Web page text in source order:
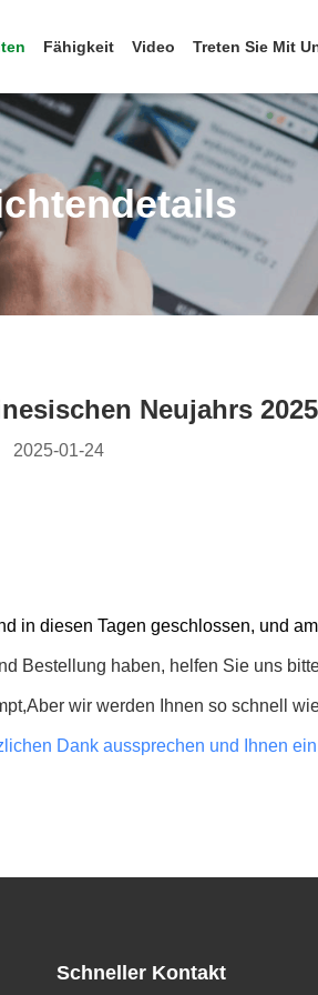
Fähigkeit Video Treten Sie Mit
Neujahrs 2025
2025-01-24
in diesen Tagen geschlossen, und
Bestellung haben, helfen Sie uns
wir werden Ihnen so schnell
Dank aussprechen und Ihnen
Schneller Kontakt